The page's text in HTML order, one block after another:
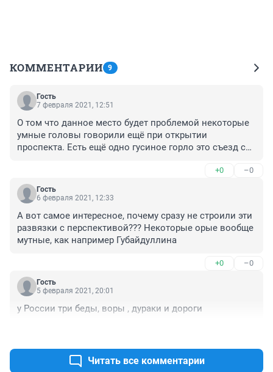
КОММЕНТАРИИ 9
Гость
7 февраля 2021, 12:51
О том что данное место будет проблемой некоторые
умные головы говорили ещё при открытии
проспекта. Есть ещё одно гусиное горло это съезд со
строить обьездную из Дёмы на затон никто похоже и
не думает. А Дёма активно застраивается. Живу не в
Деме. Просто вижу проблему. И она нарастает.
+0 –0
Гость
6 февраля 2021, 12:33
А вот самое интересное, почему сразу не строили эти
развязки с перспективой??? Некоторые орые вообще
мутные, как например Губайдуллина
+0 –0
Гость
5 февраля 2021, 20:01
у России три беды, воры , дураки и дороги
Читать все комментарии